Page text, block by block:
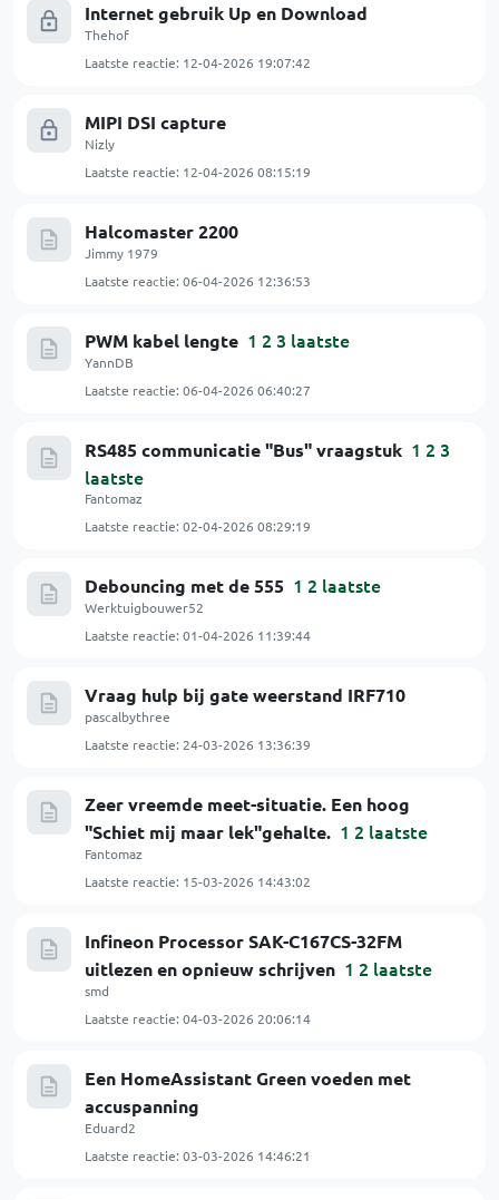
Internet gebruik Up en Download
Thehof
Laatste reactie: 12-04-2026 19:07:42
MIPI DSI capture
Nizly
Laatste reactie: 12-04-2026 08:15:19
Halcomaster 2200
Jimmy 1979
Laatste reactie: 06-04-2026 12:36:53
PWM kabel lengte 1 2 3 laatste
YannDB
Laatste reactie: 06-04-2026 06:40:27
RS485 communicatie "Bus" vraagstuk 1 2 3
laatste
Fantomaz
Laatste reactie: 02-04-2026 08:29:19
Debouncing met de 555 1 2 laatste
Werktuigbouwer52
Laatste reactie: 01-04-2026 11:39:44
Vraag hulp bij gate weerstand IRF710
pascalbythree
Laatste reactie: 24-03-2026 13:36:39
Zeer vreemde meet-situatie. Een hoog
"Schiet mij maar lek"gehalte. 1 2 laatste
Fantomaz
Laatste reactie: 15-03-2026 14:43:02
Infineon Processor SAK-C167CS-32FM
uitlezen en opnieuw schrijven 1 2 laatste
smd
Laatste reactie: 04-03-2026 20:06:14
Een HomeAssistant Green voeden met
accuspanning
Eduard2
Laatste reactie: 03-03-2026 14:46:21